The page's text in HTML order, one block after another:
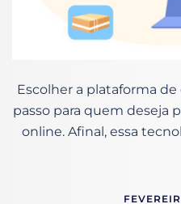
Escolher a plataforma
passo para quem deseja
online. Afinal, essa